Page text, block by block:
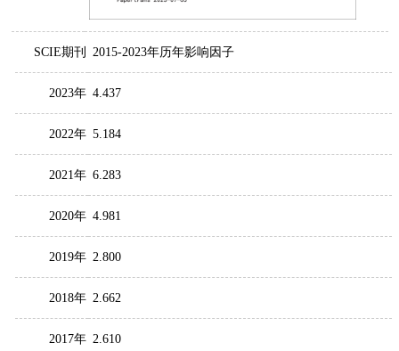
SCIE期刊 2015-2023年历年影响因子
2023年 4.437
2022年 5.184
2021年 6.283
2020年 4.981
2019年 2.800
2018年 2.662
2017年 2.610